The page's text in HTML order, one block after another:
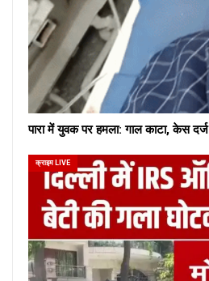
पारा में युवक पर हमला: गाल काटा, केस दर्ज
क्राइम LIVE